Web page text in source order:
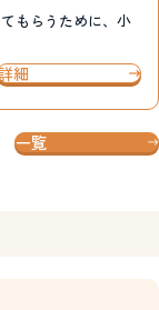
もらうために、小
細
一覧